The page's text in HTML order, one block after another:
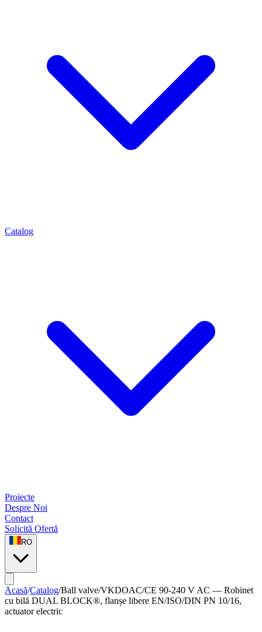
Catalog
Proiecte
Despre Noi
Contact
Solicită Ofertă
RO
Acasă/Catalog/Ball valve/VKDOAC/CE 90-240 V AC — Robinet
cu bilă DUAL BLOCK®, flanșe libere EN/ISO/DIN PN 10/16,
actuator electric